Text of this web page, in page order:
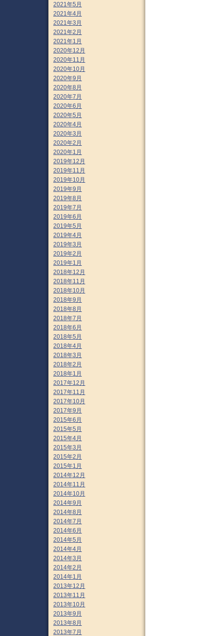
2021年5月
2021年4月
2021年3月
2021年2月
2021年1月
2020年12月
2020年11月
2020年10月
2020年9月
2020年8月
2020年7月
2020年6月
2020年5月
2020年4月
2020年3月
2020年2月
2020年1月
2019年12月
2019年11月
2019年10月
2019年9月
2019年8月
2019年7月
2019年6月
2019年5月
2019年4月
2019年3月
2019年2月
2019年1月
2018年12月
2018年11月
2018年10月
2018年9月
2018年8月
2018年7月
2018年6月
2018年5月
2018年4月
2018年3月
2018年2月
2018年1月
2017年12月
2017年11月
2017年10月
2017年9月
2015年6月
2015年5月
2015年4月
2015年3月
2015年2月
2015年1月
2014年12月
2014年11月
2014年10月
2014年9月
2014年8月
2014年7月
2014年6月
2014年5月
2014年4月
2014年3月
2014年2月
2014年1月
2013年12月
2013年11月
2013年10月
2013年9月
2013年8月
2013年7月